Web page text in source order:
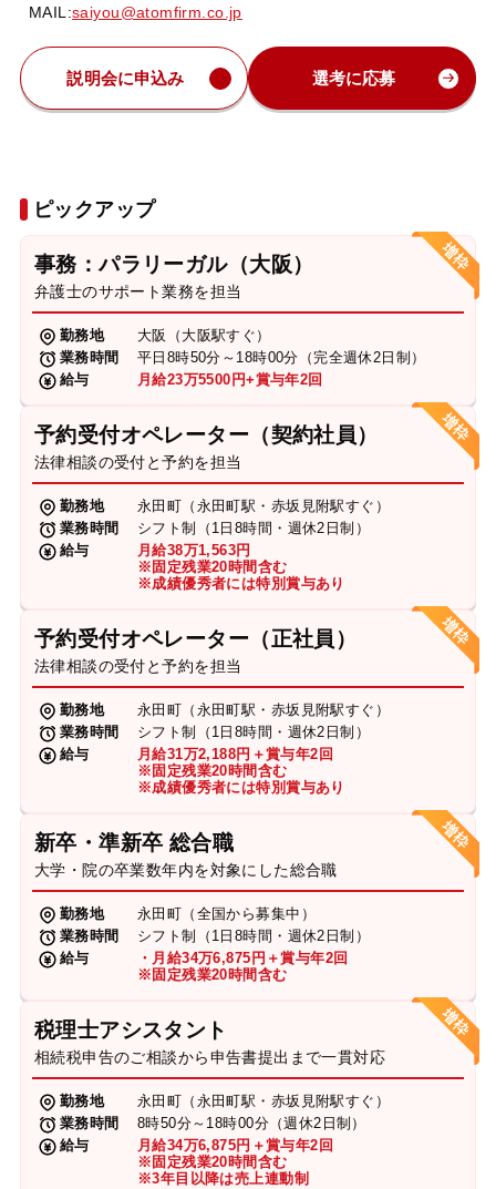
MAIL:saiyou@atomfirm.co.jp
説明会に申込み 選考に応募
ピックアップ
事務：パラリーガル（大阪）
弁護士のサポート業務を担当
勤務地
大阪（大阪駅すぐ）
業務時間
平日8時50分～18時00分（完全週休2日制）
給与
月給23万5500円+賞与年2回
予約受付オペレーター（契約社員）
法律相談の受付と予約を担当
勤務地
永田町（永田町駅・赤坂見附駅すぐ）
業務時間
シフト制（1日8時間・週休2日制）
給与
月給38万1,563円
※固定残業20時間含む
※成績優秀者には特別賞与あり
予約受付オペレーター（正社員）
法律相談の受付と予約を担当
勤務地
永田町（永田町駅・赤坂見附駅すぐ）
業務時間
シフト制（1日8時間・週休2日制）
給与
月給31万2,188円＋賞与年2回
※固定残業20時間含む
※成績優秀者には特別賞与あり
新卒・準新卒 総合職
大学・院の卒業数年内を対象にした総合職
勤務地
永田町（全国から募集中）
業務時間
シフト制（1日8時間・週休2日制）
給与
・月給34万6,875円＋賞与年2回
※固定残業20時間含む
税理士アシスタント
相続税申告のご相談から申告書提出まで一貫対応
勤務地
永田町（永田町駅・赤坂見附駅すぐ）
業務時間
8時50分～18時00分（週休2日制）
給与
月給34万6,875円＋賞与年2回
※固定残業20時間含む
※3年目以降は売上連動制